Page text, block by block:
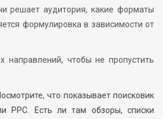
решает аудитория, какие форматы
формулировка в зависимости от
направлений, чтобы не пропустить
что показывает поисковик
PPC. Есть ли там обзоры, списки